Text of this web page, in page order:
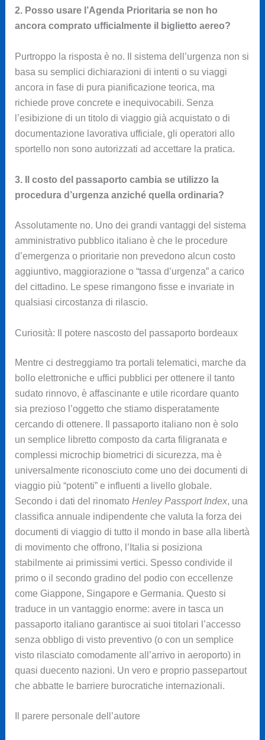
2. Posso usare l’Agenda Prioritaria se non ho
ancora comprato ufficialmente il biglietto aereo?
Purtroppo la risposta è no. Il sistema dell’urgenza non si
basa su semplici dichiarazioni di intenti o su viaggi
ancora in fase di pura pianificazione teorica, ma
richiede prove concrete e inequivocabili. Senza
l’esibizione di un titolo di viaggio già acquistato o di
documentazione lavorativa ufficiale, gli operatori allo
sportello non sono autorizzati ad accettare la pratica.
3. Il costo del passaporto cambia se utilizzo la
procedura d’urgenza anziché quella ordinaria?
Assolutamente no. Uno dei grandi vantaggi del sistema
amministrativo pubblico italiano è che le procedure
d’emergenza o prioritarie non prevedono alcun costo
aggiuntivo, maggiorazione o “tassa d’urgenza” a carico
del cittadino. Le spese rimangono fisse e invariate in
qualsiasi circostanza di rilascio.
Curiosità: Il potere nascosto del passaporto bordeaux
Mentre ci destreggiamo tra portali telematici, marche da
bollo elettroniche e uffici pubblici per ottenere il tanto
sudato rinnovo, è affascinante e utile ricordare quanto
sia prezioso l’oggetto che stiamo disperatamente
cercando di ottenere. Il passaporto italiano non è solo
un semplice libretto composto da carta filigranata e
complessi microchip biometrici di sicurezza, ma è
universalmente riconosciuto come uno dei documenti di
viaggio più “potenti” e influenti a livello globale.
Secondo i dati del rinomato Henley Passport Index, una
classifica annuale indipendente che valuta la forza dei
documenti di viaggio di tutto il mondo in base alla libertà
di movimento che offrono, l’Italia si posiziona
stabilmente ai primissimi vertici. Spesso condivide il
primo o il secondo gradino del podio con eccellenze
come Giappone, Singapore e Germania. Questo si
traduce in un vantaggio enorme: avere in tasca un
passaporto italiano garantisce ai suoi titolari l’accesso
senza obbligo di visto preventivo (o con un semplice
visto rilasciato comodamente all’arrivo in aeroporto) in
quasi duecento nazioni. Un vero e proprio passepartout
che abbatte le barriere burocratiche internazionali.
Il parere personale dell’autore